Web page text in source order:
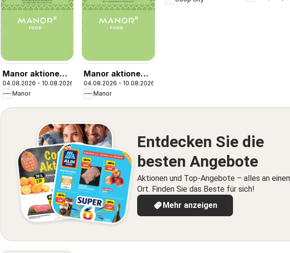
Manor aktionen
FR
04.08.2026 - 10.08.2026
Manor
Manor aktionen
IT
04.08.2026 - 10.08.2026
Manor
Entdecken Sie die
besten Angebote
Aktionen und Top-Angebote – alles an
Ort. Finden Sie das Beste für sich!
Mehr anzeigen